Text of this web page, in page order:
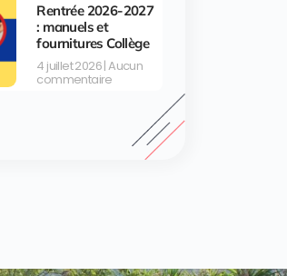
Rentrée 2026-2027
: manuels et
fournitures Collège
4 juillet 2026 Aucun
commentaire